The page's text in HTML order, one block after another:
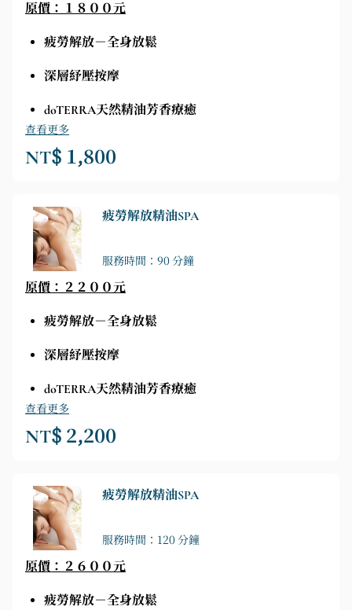
原價：１８００元
疲勞解放－全身放鬆
深層紓壓按摩
doTERRA天然精油芳香療癒
查看更多
NT$ 1,800
疲勞解放精油SPA
服務時間：90 分鐘
原價：２２００元
疲勞解放－全身放鬆
深層紓壓按摩
doTERRA天然精油芳香療癒
查看更多
NT$ 2,200
疲勞解放精油SPA
服務時間：120 分鐘
原價：２６００元
疲勞解放－全身放鬆